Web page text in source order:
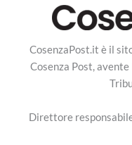
CosenzaPost.it è il
Cosenza Post,
Direttore